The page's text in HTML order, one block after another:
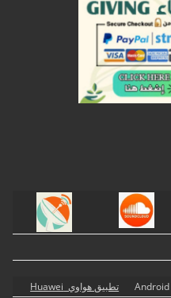
تطبيق هواوي Huawei